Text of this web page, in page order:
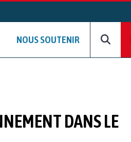
NOUS SOUTENIR
DANS LE